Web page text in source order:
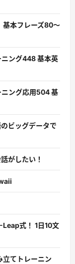
基本フレーズ80〜
ニング448 基本英
ニング応用504 基
ビッグデータで
がしたい！
Leap式！ 1日10文
立てトレーニン